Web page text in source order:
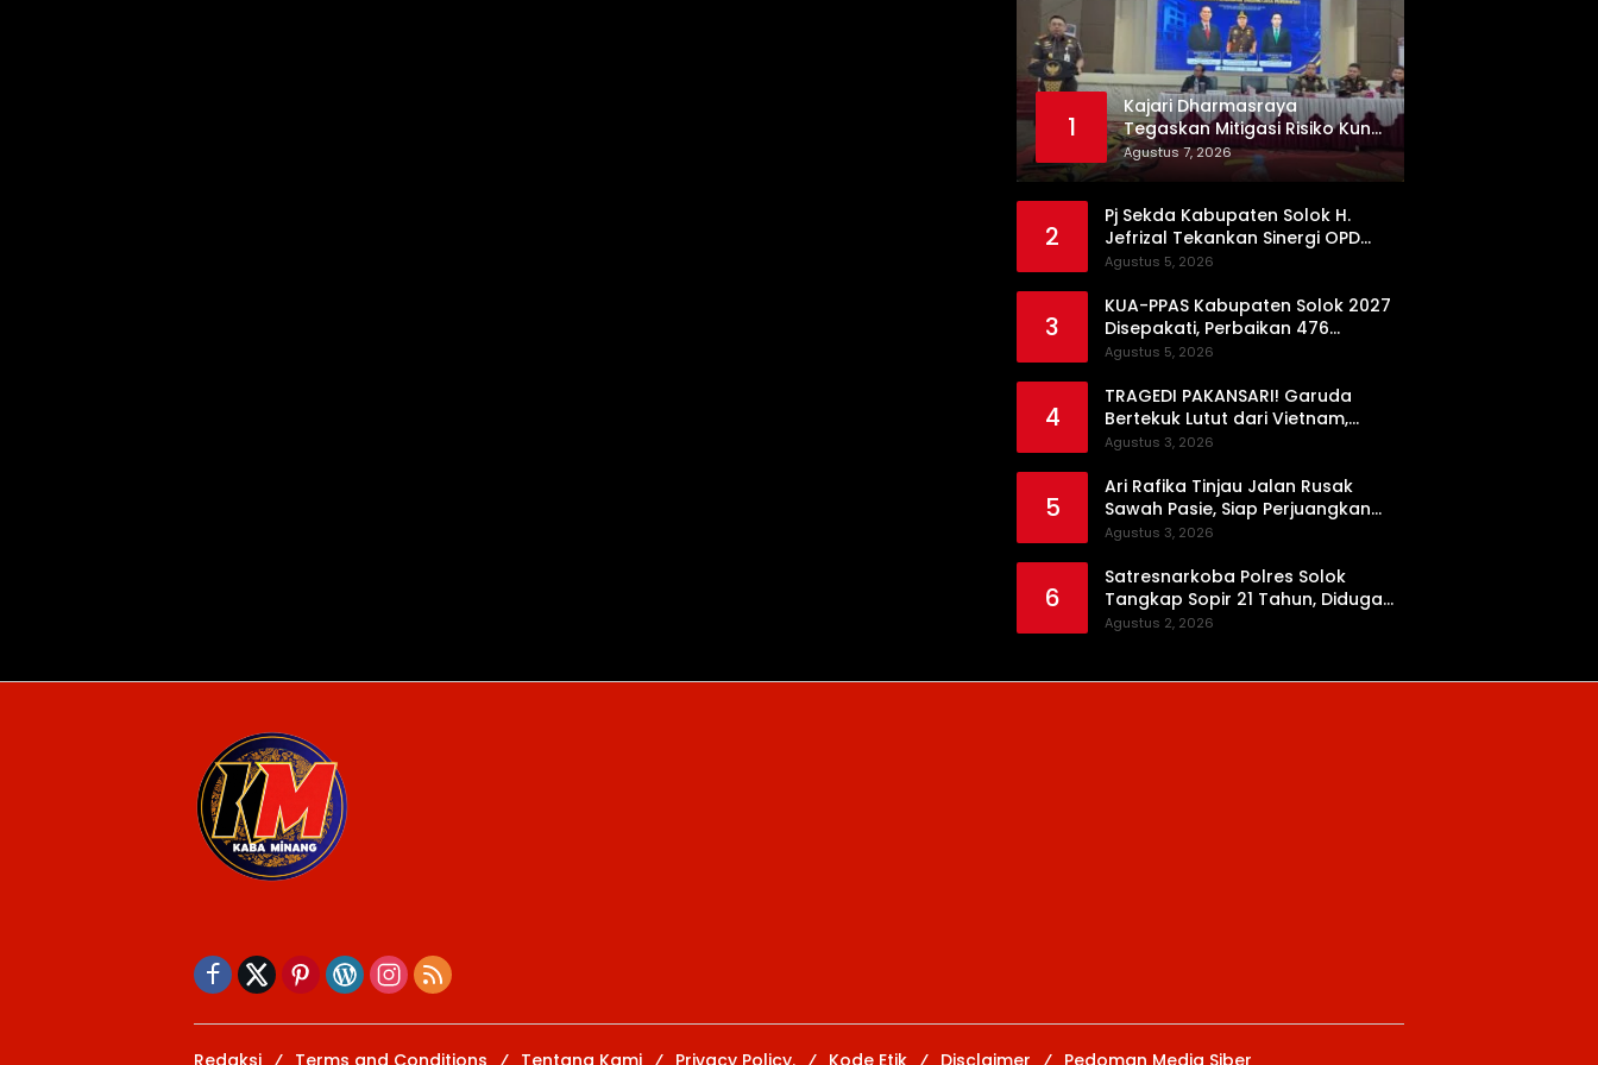
1
Kajari Dharmasraya
Tegaskan Mitigasi Risiko Kunci
Pengadaan Barang dan Jasa
yang Bersih
Agustus 7, 2026
2
Pj Sekda Kabupaten Solok H.
Jefrizal Tekankan Sinergi OPD
demi Percepatan Pembangunan
Agustus 5, 2026
3
KUA-PPAS Kabupaten Solok 2027
Disepakati, Perbaikan 476
Kilometer Jalan Rusak Jadi
Agustus 5, 2026
4
TRAGEDI PAKANSARI! Garuda
Bertekuk Lutut dari Vietnam,
Langkah ke Semifinal Kini di Ujung
Agustus 3, 2026
5
Ari Rafika Tinjau Jalan Rusak
Sawah Pasie, Siap Perjuangkan
Perbaikannya di DPRD
Agustus 3, 2026
6
Satresnarkoba Polres Solok
Tangkap Sopir 21 Tahun, Diduga
Kuasai Satu Paket Sabu di Kubung
Agustus 2, 2026